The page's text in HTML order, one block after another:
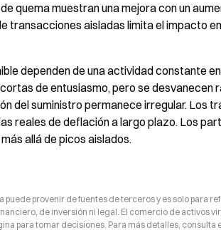
quema muestran una mejora con un
transacciones aisladas limita el impacto
dependen de una actividad constante
de entusiasmo, pero se desvanecen
del suministro permanece irregular. Los
reales de deflación a largo plazo. Los
allá de picos aislados.
puede provenir de fuentes de terceros y es solo para
de inversión ni legal. El comercio de activos
para tomar decisiones. Para más detalles, consulta